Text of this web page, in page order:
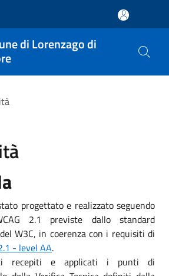
di Lorenzago di
progettato e realizzato seguendo
2.1 previste dallo standard
W3C, in coerenza con i requisiti di
- level AA.
recepiti e applicati i punti di